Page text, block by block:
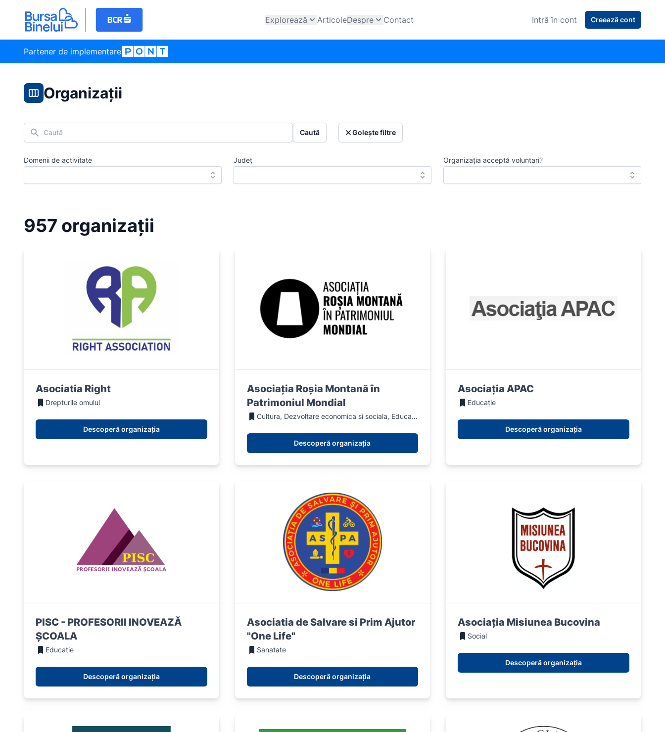
Explorează ArticoleDespre Contact Intră în cont Creează cont
Partener de implementare
Organizații
Caută Caută Golește filtre
Domenii de activitate Județ Organizația acceptă voluntari?
957 organizații
Asociatia Right
Drepturile omului
Descoperă organizația
Asociația Roșia Montană în
Patrimoniul Mondial
Cultura, Dezvoltare economica si sociala, Educație, Mediu, Social
Descoperă organizația
Asociația APAC
Educație
Descoperă organizația
PISC - PROFESORII INOVEAZĂ
ȘCOALA
Educație
Descoperă organizația
Asociatia de Salvare si Prim Ajutor
"One Life"
Sanatate
Descoperă organizația
Asociația Misiunea Bucovina
Social
Descoperă organizația